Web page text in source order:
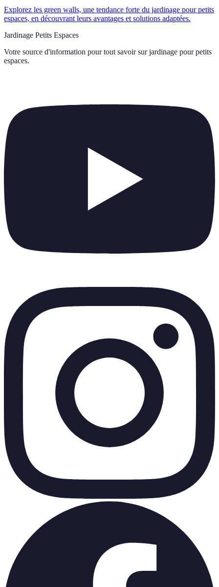
Explorez les green walls, une tendance forte du jardinage pour petits
espaces, en découvrant leurs avantages et solutions adaptées.
Jardinage Petits Espaces
Votre source d'information pour tout savoir sur jardinage pour petits
espaces.